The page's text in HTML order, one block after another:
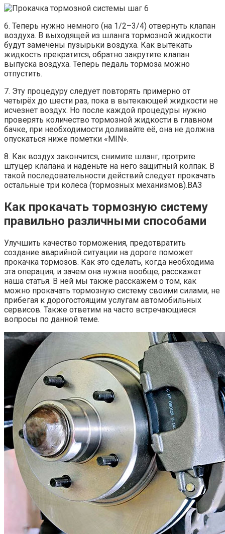
6. Теперь нужно немного (на 1/2–3/4) отвернуть клапан
воздуха. В выходящей из шланга тормозной жидкости
будут замечены пузырьки воздуха. Как вытекать
жидкость прекратится, обратно закрутите клапан
выпуска воздуха. Теперь педаль тормоза можно
отпустить.
7. Эту процедуру следует повторять примерно от
четырёх до шести раз, пока в вытекающей жидкости не
исчезнет воздух. Но после каждой процедуры нужно
проверять количество тормозной жидкости в главном
бачке, при необходимости доливайте её, она не должна
опускаться ниже пометки «MIN».
8. Как воздух закончится, снимите шланг, протрите
штуцер клапана и наденьте на него защитный колпак. В
такой последовательности действий следует прокачать
остальные три колеса (тормозных механизмов).ВАЗ
Как прокачать тормозную систему
правильно различными способами
Улучшить качество торможения, предотвратить
создание аварийной ситуации на дороге поможет
прокачка тормозов. Как это сделать, когда необходима
эта операция, и зачем она нужна вообще, расскажет
наша статья. В ней мы также расскажем о том, как
можно прокачать тормозную систему своими силами, не
прибегая к дорогостоящим услугам автомобильных
сервисов. Также ответим на часто встречающиеся
вопросы по данной теме.